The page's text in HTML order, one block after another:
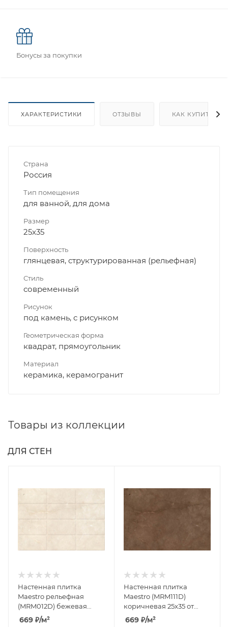
Бонусы за покупки
ХАРАКТЕРИСТИКИ ОТЗЫВЫ КАК КУПИТЬ
Страна
Россия
Тип помещения
для ванной, для дома
Размер
25x35
Поверхность
глянцевая, структурированная (рельефная)
Стиль
современный
Рисунок
под камень, с рисунком
Геометрическая форма
квадрат, прямоугольник
Материал
керамика, керамогранит
Товары из коллекции
ДЛЯ СТЕН
Настенная плитка
Maestro рельефная
(MRM012D) бежевая
25x35 от Cersanit (Россия)
669 ₽/м²
Настенная плитка
Maestro (MRM111D)
коричневая 25x35 от
Cersanit (Россия)
669 ₽/м²